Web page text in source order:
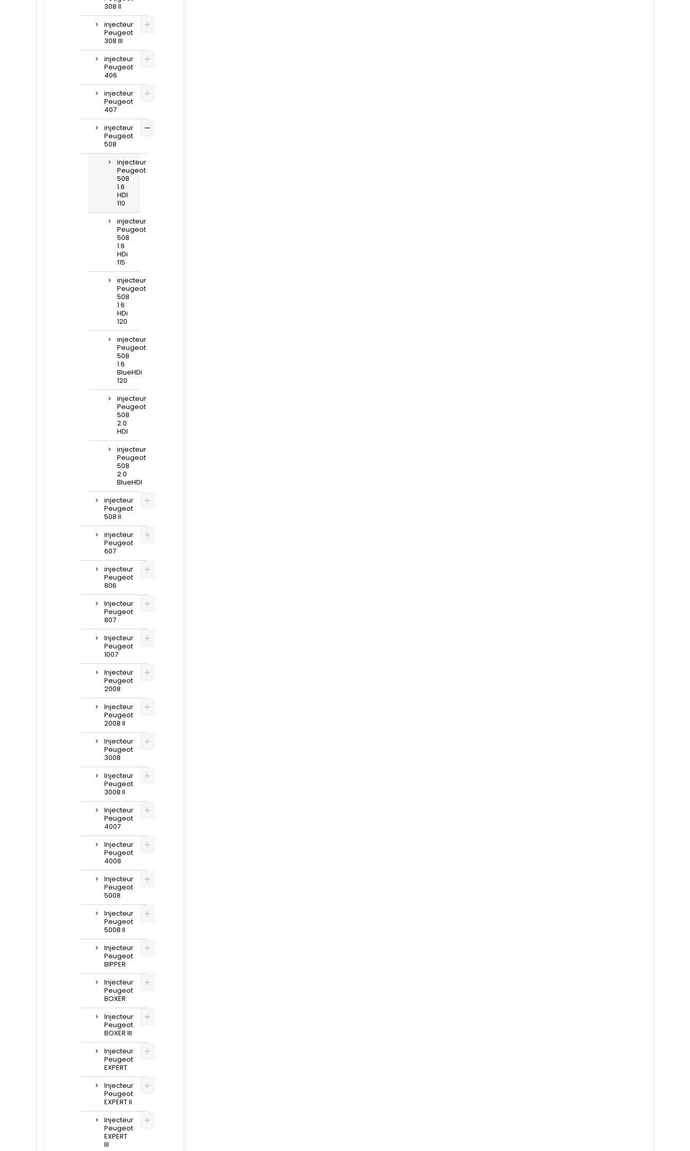
308 II
injecteur
Peugeot
308 III
injecteur
Peugeot
406
injecteur
Peugeot
407
injecteur
Peugeot
508
injecteur
Peugeot
508
1.6
HDI
110
injecteur
Peugeot
508
1.6
HDi
115
injecteur
Peugeot
508
1.6
HDi
120
injecteur
Peugeot
508
1.6
BlueHDi
120
injecteur
Peugeot
508
2.0
HDI
injecteur
Peugeot
508
2.0
BlueHDI
injecteur
Peugeot
508 II
injecteur
Peugeot
607
injecteur
Peugeot
806
Injecteur
Peugeot
807
Injecteur
Peugeot
1007
Injecteur
Peugeot
2008
Injecteur
Peugeot
2008 II
Injecteur
Peugeot
3008
Injecteur
Peugeot
3008 II
Injecteur
Peugeot
4007
Injecteur
Peugeot
4008
Injecteur
Peugeot
5008
Injecteur
Peugeot
5008 II
Injecteur
Peugeot
BIPPER
Injecteur
Peugeot
BOXER
Injecteur
Peugeot
BOXER III
Injecteur
Peugeot
EXPERT
Injecteur
Peugeot
EXPERT II
Injecteur
Peugeot
EXPERT
III